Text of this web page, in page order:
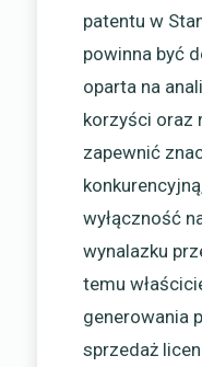
patentu w
powinna być
oparta na
korzyści oraz
zapewnić
wyłączność
wynalazku
temu
generowania
sprzedaż